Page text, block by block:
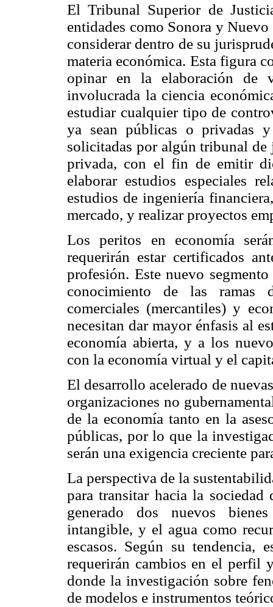
El Tribunal Superior de
entidades como Sonora y
considerar dentro de su
materia económica. Esta figura
opinar en la elaboración de
involucrada la ciencia
estudiar cualquier tipo de
ya sean públicas o privadas
solicitadas por algún tribunal
privada, con el fin de emitir
elaborar estudios especiales
estudios de ingeniería
mercado, y realizar proyectos
Los peritos en economía
requerirán estar certificados
profesión. Este nuevo
conocimiento de las ramas
comerciales (mercantiles) y
necesitan dar mayor énfasis al
economía abierta, y a los
con la economía virtual y el
El desarrollo acelerado de
organizaciones no
de la economía tanto en la
públicas, por lo que la
serán una exigencia creciente
La perspectiva de la
para transitar hacia la
generado dos nuevos
intangible, y el agua como
escasos. Según su tendencia,
requerirán cambios en el perfil
donde la investigación sobre
de modelos e instrumentos